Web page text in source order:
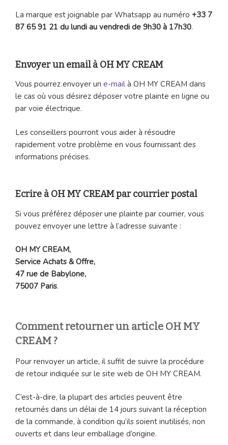
La marque est joignable par Whatsapp au numéro +33 7
87 65 91 21 du lundi au vendredi de 9h30 à 17h30.
Envoyer un email à OH MY CREAM
Vous pourrez envoyer un e-mail à OH MY CREAM dans
le cas où vous désirez déposer votre plainte en ligne ou
par voie électrique.
Les conseillers pourront vous aider à résoudre
rapidement votre problème en vous fournissant des
informations précises.
Ecrire à OH MY CREAM par courrier postal
Si vous préférez déposer une plainte par courrier, vous
pouvez envoyer une lettre à l’adresse suivante :
OH MY CREAM,
Service Achats & Offre,
47 rue de Babylone,
75007 Paris.
Comment retourner un article OH MY
CREAM ?
Pour renvoyer un article, il suffit de suivre la procédure
de retour indiquée sur le site web de OH MY CREAM.
C’est-à-dire, la plupart des articles peuvent être
retournés dans un délai de 14 jours suivant la réception
de la commande, à condition qu’ils soient inutilisés, non
ouverts et dans leur emballage d’origine.